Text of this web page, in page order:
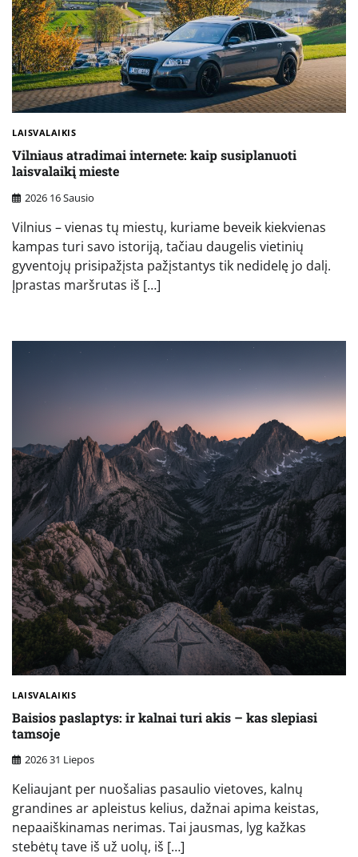
LAISVALAIKIS
Vilniaus atradimai internete: kaip susiplanuoti
laisvalaikį mieste
2026 16 Sausio
Vilnius – vienas tų miestų, kuriame beveik kiekvienas
kampas turi savo istoriją, tačiau daugelis vietinių
gyventojų prisipažįsta pažįstantys tik nedidelę jo dalį.
Įprastas maršrutas iš […]
LAISVALAIKIS
Baisios paslaptys: ir kalnai turi akis – kas slepiasi
tamsoje
2026 31 Liepos
Keliaujant per nuošalias pasaulio vietoves, kalnų
grandines ar apleistus kelius, dažnai apima keistas,
nepaaiškinamas nerimas. Tai jausmas, lyg kažkas
stebėtų tave iš už uolų, iš […]